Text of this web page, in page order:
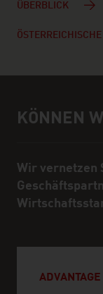
ÜBERBLICK
Hilfe und
KÖNNEN
Wir vernetzen